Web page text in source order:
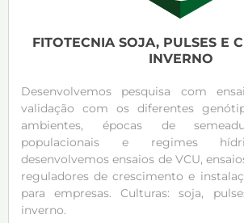
FITOTECNIA SOJA, PULSES E
INVERNO
Desenvolvemos pesquisa com
validação com os diferentes
ambientes, épocas de
populacionais e regimes
desenvolvemos ensaios de VCU,
reguladores de crescimento e
para empresas. Culturas: soja,
inverno.